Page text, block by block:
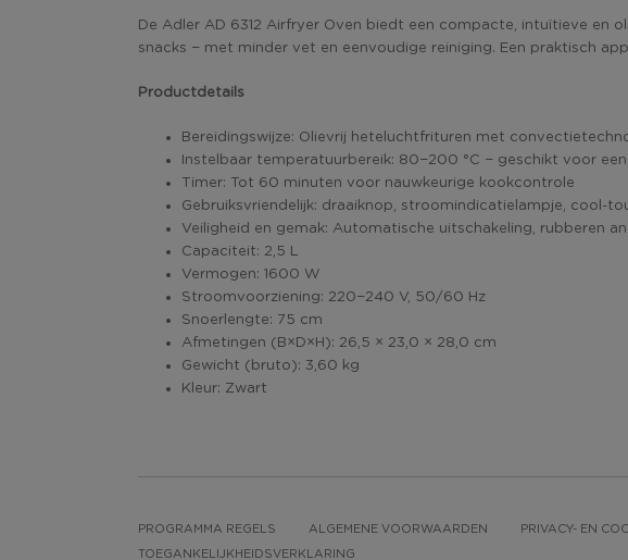
De Adler AD 6312 Airfryer Oven biedt een compacte, intuïtieve
snacks − met minder vet en eenvoudige reiniging. Een praktisch
Productdetails
Bereidingswijze: Olievrij heteluchtfrituren met
Instelbaar temperatuurbereik: 80−200 °C − geschikt voor
Timer: Tot 60 minuten voor nauwkeurige kookcontrole
Gebruiksvriendelijk: draaiknop, stroomindicatielampje, cool-
Veiligheid en gemak: Automatische uitschakeling, rubberen
Capaciteit: 2,5 L
Vermogen: 1600 W
Stroomvoorziening: 220−240 V, 50/60 Hz
Snoerlengte: 75 cm
Afmetingen (B×D×H): 26,5 × 23,0 × 28,0 cm
Gewicht (bruto): 3,60 kg
Kleur: Zwart
PROGRAMMA REGELS ALGEMENE VOORWAARDEN PRIVACY- EN
TOEGANKELIJKHEIDSVERKLARING